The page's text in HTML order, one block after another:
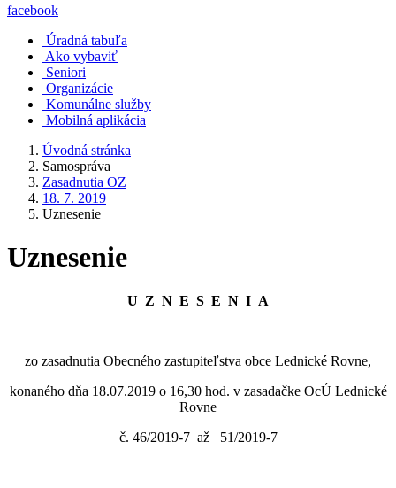
facebook
Úradná tabuľa
Ako vybaviť
Seniori
Organizácie
Komunálne služby
Mobilná aplikácia
Úvodná stránka
Samospráva
Zasadnutia OZ
18. 7. 2019
Uznesenie
Uznesenie
U Z N E S E N I A
zo zasadnutia Obecného zastupiteľstva obce Lednické Rovne,
konaného dňa 18.07.2019 o 16,30 hod. v zasadačke OcÚ Lednické
Rovne
č. 46/2019-7 až 51/2019-7